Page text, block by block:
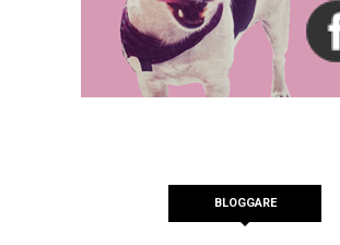
BLOGGARE